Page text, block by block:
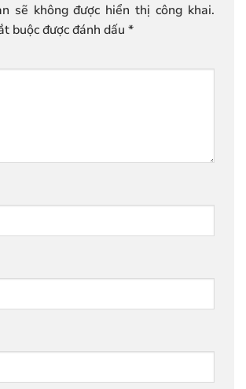
sẽ không được hiển thị công khai.
buộc được đánh dấu *